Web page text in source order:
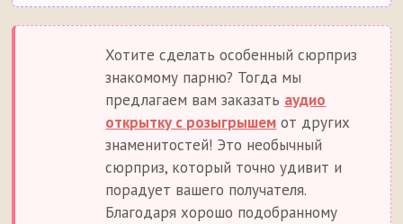
Хотите сделать особенный сюрприз
знакомому парню? Тогда мы
предлагаем вам заказать аудио
открытку с розыгрышем от других
знаменитостей! Это необычный
сюрприз, который точно удивит и
порадует вашего получателя.
Благодаря хорошо подобранному